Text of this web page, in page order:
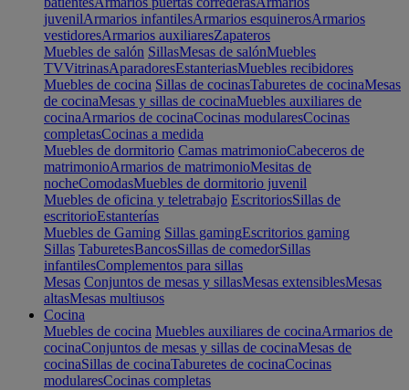
juvenilArmarios infantilesArmarios esquinerosArmarios
vestidoresArmarios auxiliaresZapateros
Muebles de salón SillasMesas de salónMuebles
TVVitrinasAparadoresEstanteriasMuebles recibidores
Muebles de cocina Sillas de cocinasTaburetes de cocinaMesas
de cocinaMesas y sillas de cocinaMuebles auxiliares de
cocinaArmarios de cocinaCocinas modularesCocinas
completasCocinas a medida
Muebles de dormitorio Camas matrimonioCabeceros de
matrimonioArmarios de matrimonioMesitas de
nocheComodasMuebles de dormitorio juvenil
Muebles de oficina y teletrabajo EscritoriosSillas de
escritorioEstanterías
Muebles de Gaming Sillas gamingEscritorios gaming
Sillas TaburetesBancosSillas de comedorSillas
infantilesComplementos para sillas
Mesas Conjuntos de mesas y sillasMesas extensiblesMesas
altasMesas multiusos
Cocina
Muebles de cocina Muebles auxiliares de cocinaArmarios de
cocinaConjuntos de mesas y sillas de cocinaMesas de
cocinaSillas de cocinaTaburetes de cocinaCocinas
modularesCocinas completas